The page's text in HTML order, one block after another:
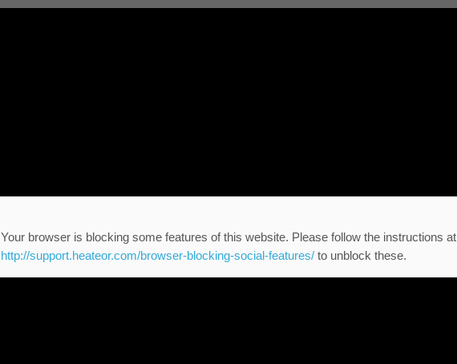
Your browser is blocking some features of this website. Please follow the instructions at
http://support.heateor.com/browser-blocking-social-features/to unblock these.